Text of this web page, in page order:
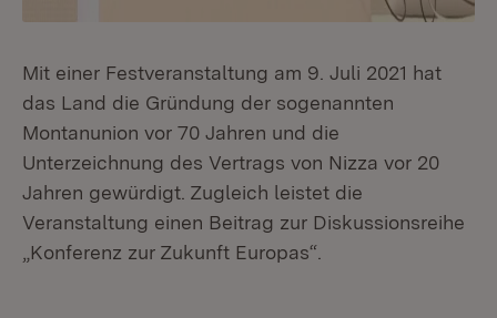
Mit einer Festveranstaltung am 9. Juli 2021 hat
das Land die Gründung der sogenannten
Montanunion vor 70 Jahren und die
Unterzeichnung des Vertrags von Nizza vor 20
Jahren gewürdigt. Zugleich leistet die
Veranstaltung einen Beitrag zur Diskussionsreihe
„Konferenz zur Zukunft Europas“.